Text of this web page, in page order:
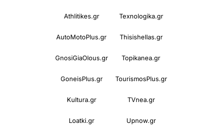
Athlitikes.gr Texnologika.gr
AutoMotoPlus.gr Thisishellas.gr
GnosiGiaOlous.gr Topikanea.gr
GoneisPlus.gr TourismosPlus.gr
Kultura.gr TVnea.gr
Loatki.gr Upnow.gr